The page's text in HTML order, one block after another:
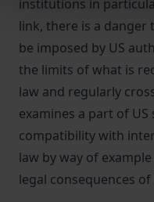
institutions in
link, there is a danger
be imposed by US
the limits of what is
law and regularly
examines a part of
compatibility with
law by way of
legal consequences of